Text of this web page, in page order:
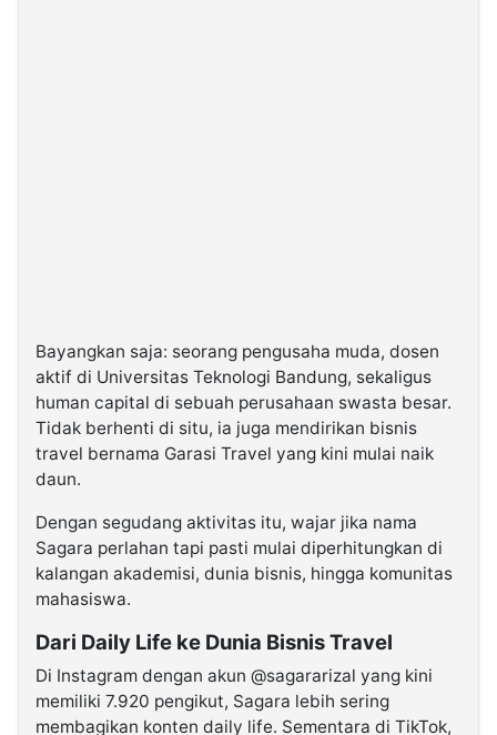
Bayangkan saja: seorang pengusaha muda, dosen
aktif di Universitas Teknologi Bandung, sekaligus
human capital di sebuah perusahaan swasta besar.
Tidak berhenti di situ, ia juga mendirikan bisnis
travel bernama Garasi Travel yang kini mulai naik
daun.
Dengan segudang aktivitas itu, wajar jika nama
Sagara perlahan tapi pasti mulai diperhitungkan di
kalangan akademisi, dunia bisnis, hingga komunitas
mahasiswa.
Dari Daily Life ke Dunia Bisnis Travel
Di Instagram dengan akun @sagararizal yang kini
memiliki 7.920 pengikut, Sagara lebih sering
membagikan konten daily life. Sementara di TikTok,